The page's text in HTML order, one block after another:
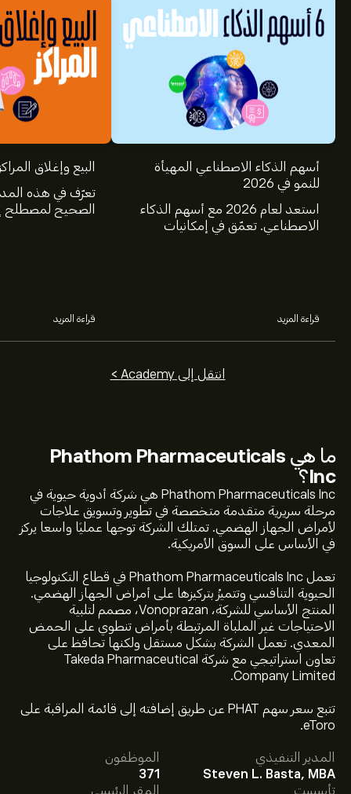
ما هي Phathom Pharmaceuticals
Inc؟
Phathom Pharmaceuticals Inc هي شركة أدوية حيوية في
مرحلة سريرية متقدمة متخصصة في تطوير وتسويق علاجات
لأمراض الجهاز الهضمي. تمتلك الشركة توجها عمليًا واسعا يركز
في الأساس على السوق الأمريكية.
تعمل Phathom Pharmaceuticals Inc في قطاع التكنولوجيا
الحيوية التنافسي وتتميزُ بتركيزها على أمراض الجهاز الهضمي.
المنتج الأساسي للشركة، Vonoprazan، مصمم لتلبية
الاحتياجات غير الملباة المرتبطة بأمراض تنطوي على الحمض
المعدي. تعمل الشركة بشكل مستقل ولكنها تحافظ على
تعاون استراتيجي مع شركة Takeda Pharmaceutical
Company Limited.
تتبع سعر سهم PHAT عن طريق إضافته إلى قائمة المراقبة على
eToro.
المدير التنفيذي
Steven L. Basta, MBA
الموظفون
371
تأسست
المقر الرئيسي
أسهم الذكاء الاصطناعي المهيأة
للنمو في 2026
استعد لعام 2026 مع أسهم الذكاء
الاصطناعي. تعمّق في إمكانيات
قراءة المزيد
البيع وإغلاق
تعرّف في هذه
الصحيح لمصطلح
قراءة المزيد
انتقل إلى Academy >
متوسط السعر المستهدف لسهم Phathom
Pharmaceuticals Inc هو 8.55‎$‎.
اشترك
التفاصيل حول توقعات المحللين والأسعار المستهدفة للأسهم.